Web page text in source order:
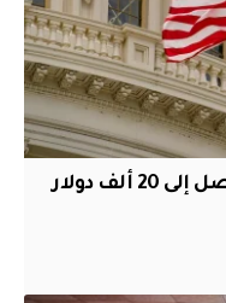
أميركا تقر سندات تأشيرات تصل إلى 20 ألف دولار